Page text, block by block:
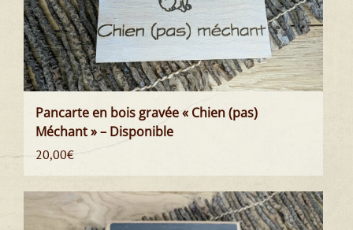
Pancarte en bois gravée « Chien (pas)
Méchant » – Disponible
20,00€